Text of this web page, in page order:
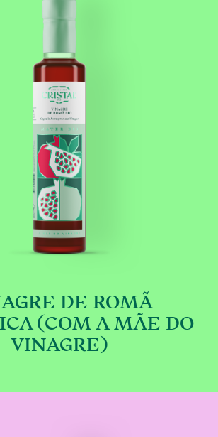
DE ROMÃ
(COM A MÃE DO
VINAGRE)
€